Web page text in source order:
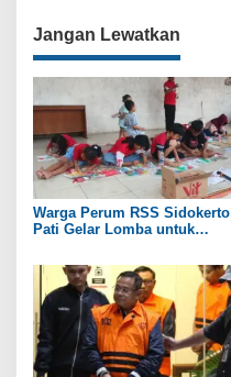
Jangan Lewatkan
Warga Perum RSS Sidokerto
Pati Gelar Lomba untuk